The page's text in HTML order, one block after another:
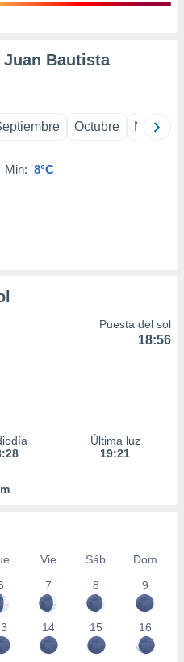
Juan Bautista
Octubre
Min: 8°C
Puesta del sol
18:56
Última luz
19:21
Vie Sáb
Dom
7 8 9
14 15 16